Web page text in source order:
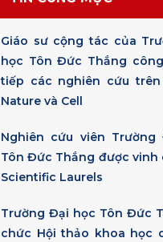
Giáo sư cộng tác của
học Tôn Đức Thắng
tiếp các nghiên cứu
Nature và Cell
Nghiên cứu viên Trường
Tôn Đức Thắng được vinh
Scientific Laurels
Trường Đại học Tôn Đức
chức Hội thảo khoa học